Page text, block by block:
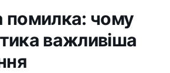
помилка: чому
важливіша